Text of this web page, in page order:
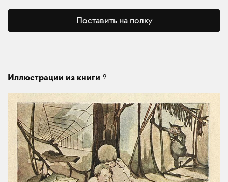
Поставить на полку
Иллюстрации из книги 9